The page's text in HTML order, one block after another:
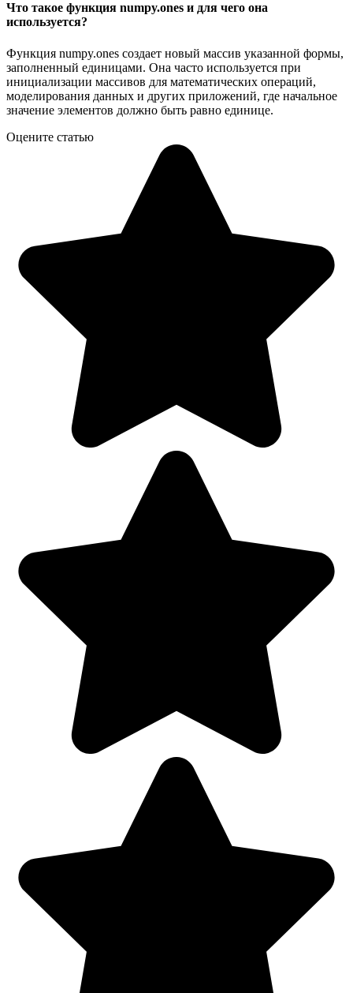
Что такое функция numpy.ones и для чего она
используется?
Функция numpy.ones создает новый массив указанной формы,
заполненный единицами. Она часто используется при
инициализации массивов для математических операций,
моделирования данных и других приложений, где начальное
значение элементов должно быть равно единице.
Оцените статью